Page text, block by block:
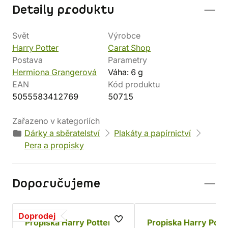
Detaily produktu
Svět
Harry Potter
Výrobce
Carat Shop
Postava
Hermiona Grangerová
Parametry
Váha: 6 g
EAN
5055583412769
Kód produktu
50715
Zařazeno v kategoriích
Dárky a sběratelství
Plakáty a papírnictví
Pera a propisky
Doporučujeme
Doprodej
Propiska Harry Potter -
Propiska Harry